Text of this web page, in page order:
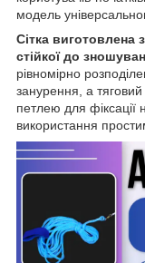
модель
Сітка виготовлена
стійкої до
рівномірно
занурення, а
петлею для фіксації
використання